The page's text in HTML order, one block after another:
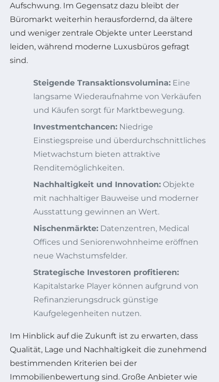
Aufschwung. Im Gegensatz dazu bleibt der
Büromarkt weiterhin herausfordernd, da ältere
und weniger zentrale Objekte unter Leerstand
leiden, während moderne Luxusbüros gefragt
sind.
Steigende Transaktionsvolumina: Eine
langsame Wiederaufnahme von Verkäufen
und Käufen sorgt für Marktbewegung.
Investmentchancen: Niedrige
Einstiegspreise und überdurchschnittliches
Mietwachstum bieten attraktive
Renditemöglichkeiten.
Nachhaltigkeit und Innovation: Objekte
mit nachhaltiger Bauweise und moderner
Ausstattung gewinnen an Wert.
Nischenmärkte: Datenzentren, Medical
Offices und Seniorenwohnheime eröffnen
neue Wachstumsfelder.
Strategische Investoren profitieren:
Kapitalstarke Player können aufgrund von
Refinanzierungsdruck günstige
Kaufgelegenheiten nutzen.
Im Hinblick auf die Zukunft ist zu erwarten, dass
Qualität, Lage und Nachhaltigkeit die zunehmend
bestimmenden Kriterien bei der
Immobilienbewertung sind. Große Anbieter wie